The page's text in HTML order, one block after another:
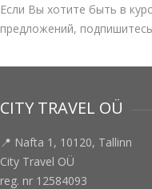
Если Вы хотите быть в
предложений,
CITY TRAVEL OÜ
📍 Nafta 1, 10120, Tallinn
City Travel OÜ
reg. nr 12584093